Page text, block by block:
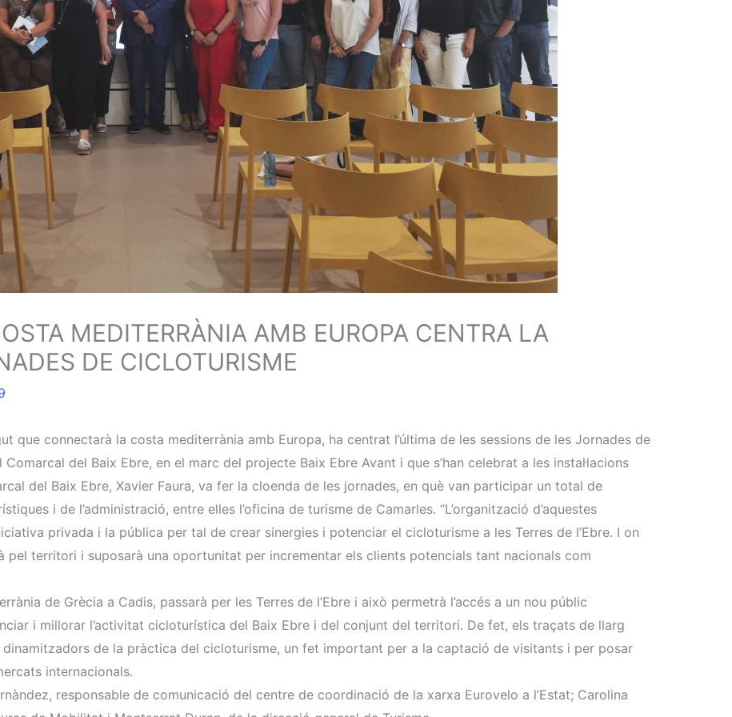
MEDITERRÀNIA AMB EUROPA CENTRA LA
DE CICLOTURISME
que connectarà la costa mediterrània amb Europa, ha centrat l’última de les sessions de les Jornades de
del Baix Ebre, en el marc del projecte Baix Ebre Avant i que s’han celebrat a les instal·lacions
del Baix Ebre, Xavier Faura, va fer la cloenda de les jornades, en què van participar un total de
i de l’administració, entre elles l’oficina de turisme de Camarles. “L’organització d’aquestes
privada i la pública per tal de crear sinergies i potenciar el cicloturisme a les Terres de l’Ebre. I on
pel territori i suposarà una oportunitat per incrementar els clients potencials tant nacionals com
de Grècia a Cadis, passarà per les Terres de l’Ebre i això permetrà l’accés a un nou públic
i millorar l’activitat cicloturística del Baix Ebre i del conjunt del territori. De fet, els traçats de llarg
dinamitzadors de la pràctica del cicloturisme, un fet important per a la captació de visitants i per posar
internacionals.
responsable de comunicació del centre de coordinació de la xarxa Eurovelo a l’Estat; Carolina